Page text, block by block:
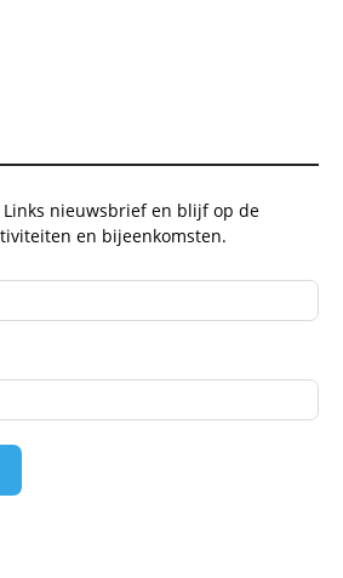
nieuwsbrief en blijf op de
en bijeenkomsten.